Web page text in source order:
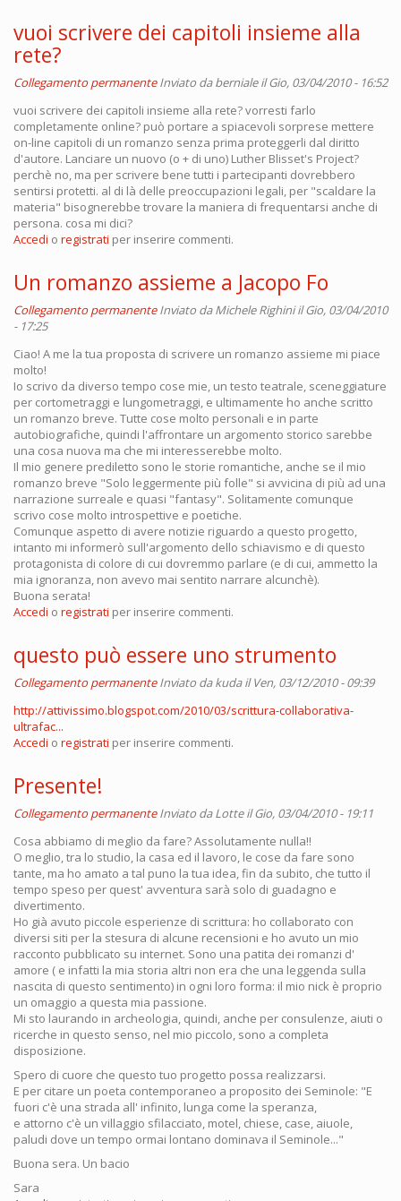
vuoi scrivere dei capitoli insieme alla
rete?
Collegamento permanente Inviato dabernialeil Gio, 03/04/2010 - 16:52
vuoi scrivere dei capitoli insieme alla rete? vorresti farlo
completamente online? può portare a spiacevoli sorprese mettere
on-line capitoli di un romanzo senza prima proteggerli dal diritto
d'autore. Lanciare un nuovo (o + di uno) Luther Blisset's Project?
perchè no, ma per scrivere bene tutti i partecipanti dovrebbero
sentirsi protetti. al di là delle preoccupazioni legali, per "scaldare la
materia" bisognerebbe trovare la maniera di frequentarsi anche di
persona. cosa mi dici?
Accedi o registrati per inserire commenti.
Un romanzo assieme a Jacopo Fo
Collegamento permanente Inviato daMichele Righiniil Gio, 03/04/2010
- 17:25
Ciao! A me la tua proposta di scrivere un romanzo assieme mi piace
molto!
Io scrivo da diverso tempo cose mie, un testo teatrale, sceneggiature
per cortometraggi e lungometraggi, e ultimamente ho anche scritto
un romanzo breve. Tutte cose molto personali e in parte
autobiografiche, quindi l'affrontare un argomento storico sarebbe
una cosa nuova ma che mi interesserebbe molto.
Il mio genere prediletto sono le storie romantiche, anche se il mio
romanzo breve "Solo leggermente più folle" si avvicina di più ad una
narrazione surreale e quasi "fantasy". Solitamente comunque
scrivo cose molto introspettive e poetiche.
Comunque aspetto di avere notizie riguardo a questo progetto,
intanto mi informerò sull'argomento dello schiavismo e di questo
protagonista di colore di cui dovremmo parlare (e di cui, ammetto la
mia ignoranza, non avevo mai sentito narrare alcunchè).
Buona serata!
Accedi o registrati per inserire commenti.
questo può essere uno strumento
Collegamento permanente Inviato dakudail Ven, 03/12/2010 - 09:39
http://attivissimo.blogspot.com/2010/03/scrittura-collaborativa-
ultrafac...
Accedi o registrati per inserire commenti.
Presente!
Collegamento permanente Inviato daLotteil Gio, 03/04/2010 - 19:11
Cosa abbiamo di meglio da fare? Assolutamente nulla!!
O meglio, tra lo studio, la casa ed il lavoro, le cose da fare sono
tante, ma ho amato a tal puno la tua idea, fin da subito, che tutto il
tempo speso per quest' avventura sarà solo di guadagno e
divertimento.
Ho già avuto piccole esperienze di scrittura: ho collaborato con
diversi siti per la stesura di alcune recensioni e ho avuto un mio
racconto pubblicato su internet. Sono una patita dei romanzi d'
amore ( e infatti la mia storia altri non era che una leggenda sulla
nascita di questo sentimento) in ogni loro forma: il mio nick è proprio
un omaggio a questa mia passione.
Mi sto laurando in archeologia, quindi, anche per consulenze, aiuti o
ricerche in questo senso, nel mio piccolo, sono a completa
disposizione.
Spero di cuore che questo tuo progetto possa realizzarsi.
E per citare un poeta contemporaneo a proposito dei Seminole: "E
fuori c'è una strada all' infinito, lunga come la speranza,
e attorno c'è un villaggio sfilacciato, motel, chiese, case, aiuole,
paludi dove un tempo ormai lontano dominava il Seminole..."
Buona sera. Un bacio
Sara